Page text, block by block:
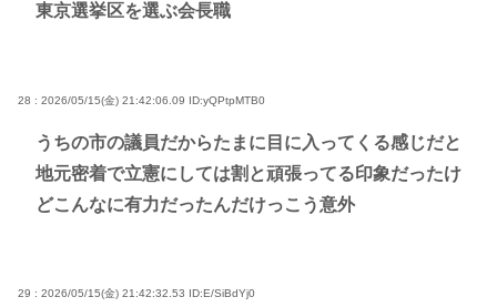
東京選挙区を選ぶ会長職
28 : 2026/05/15(金) 21:42:06.09 ID:yQPtpMTB0
うちの市の議員だからたまに目に入ってくる感じだと
地元密着で立憲にしては割と頑張ってる印象だったけ
どこんなに有力だったんだけっこう意外
29 : 2026/05/15(金) 21:42:32.53 ID:E/SiBdYj0